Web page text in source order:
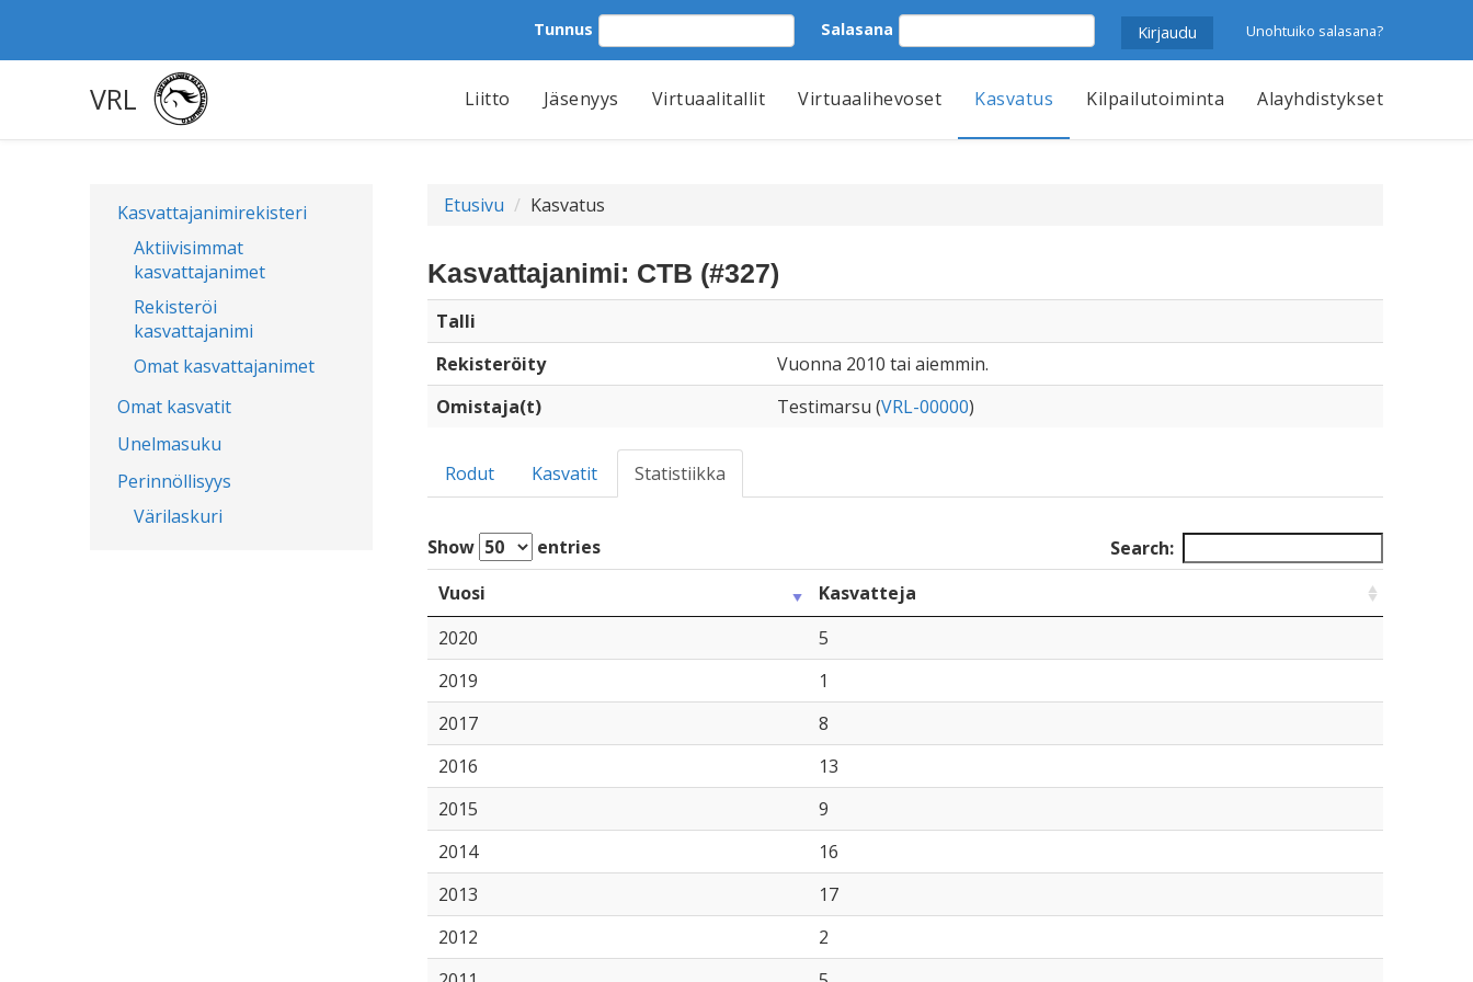
Tunnus Salasana Unohtuiko salasana?
VRL Liitto Jäsenyys Virtuaalitallit Virtuaalihevoset Kasvatus Kilpailutoiminta Alayhdistykset
Kasvattajanimirekisteri
Aktiivisimmat
kasvattajanimet
Rekisteröi
kasvattajanimi
Omat kasvattajanimet
Omat kasvatit
Unelmasuku
Perinnöllisyys
Värilaskuri
Etusivu Kasvatus
Kasvattajanimi: CTB (#327)
Talli
Rekisteröity
Vuonna 2010 tai aiemmin.
Omistaja(t)
Testimarsu (VRL-00000)
Rodut Kasvatit Statistiikka
Show entries
Search:
Vuosi
Kasvatteja
2020
5
2019
1
2017
8
2016
13
2015
9
2014
16
2013
17
2012
2